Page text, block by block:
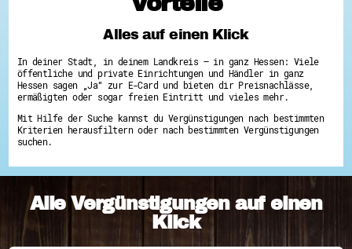
Hessen hilft Ukraine
Zeig uns dein Ehrenamt
Wettbewerb | Trikotwettbewerb
Wettbewerb | 80 Jahre Hessen - Engagement
mit Herz
8 Vereine x 80 Jahre x 1.000 €
Menschen des Respekts
SHARE IT: Teile deine Infos!
Gestalte dein Ehrenamt
Ehrenamts-Card Hessen
Crowdfunding - Viele schaffen mehr
Förderprogramme
Ehrentag
Freiwilligenmanagement
Alles auf einen Klick
In deiner Stadt, in deinem Landkreis – in ganz Hessen: Viele
öffentliche und private Einrichtungen und Händler in ganz
Hessen sagen „Ja“ zur E-Card und bieten dir Preisnachlässe,
ermäßigten oder sogar freien Eintritt und vieles mehr.
Mit Hilfe der Suche kannst du Vergünstigungen nach bestimmten
Kriterien herausfiltern oder nach bestimmten Vergünstigungen
suchen.
Alle Vergünstigungen auf einen
Klick